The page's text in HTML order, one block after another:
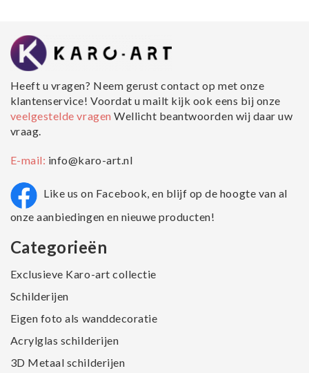
Heeft u vragen? Neem gerust contact op met onze
klantenservice! Voordat u mailt kijk ook eens bij onze
veelgestelde vragenWellicht beantwoorden wij daar uw
vraag.
E-mail: info@karo-art.nl
Like us on Facebook, en blijf op de hoogte van al
onze aanbiedingen en nieuwe producten!
Categorieën
Exclusieve Karo-art collectie
Schilderijen
Eigen foto als wanddecoratie
Acrylglas schilderijen
3D Metaal schilderijen